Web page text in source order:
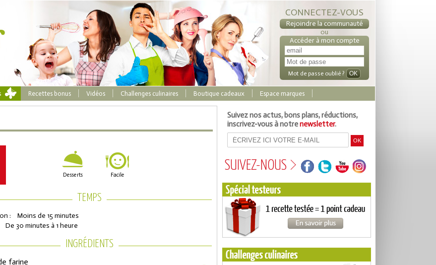
CONNECTEZ-VOUS
Rejoindre la communauté
ou
Accéder à mon compte
Mot de passe oublié ?
Recettes bonus Vidéos Challenges culinaires Boutique cadeaux Espace marques
Desserts Facile
TEMPS
:
Moins de 15 minutes
De 30 minutes à 1 heure
INGRÉDIENTS
farine
Suivez nos actus, bons plans, réductions,
inscrivez-vous à notrenewsletter.
SUIVEZ-NOUS